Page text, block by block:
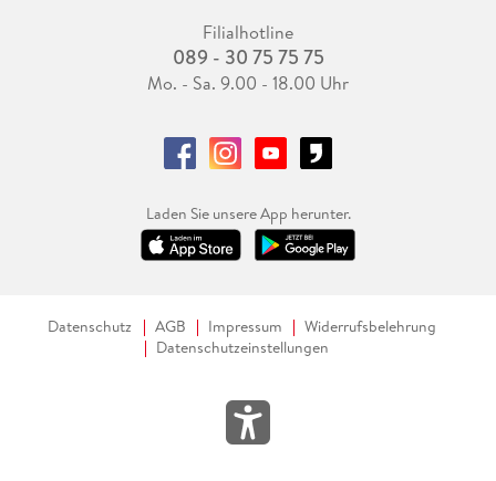
Filialhotline
089 - 30 75 75 75
Mo. - Sa. 9.00 - 18.00 Uhr
Laden Sie unsere App herunter.
Datenschutz AGB Impressum
Widerrufsbelehrung
Datenschutzeinstellungen